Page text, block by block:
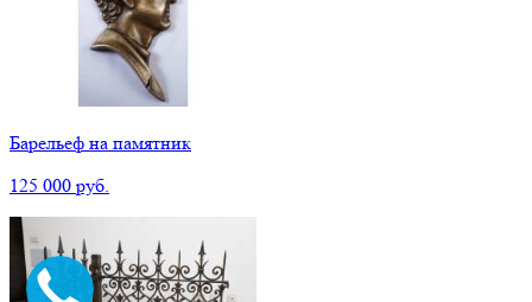
Барельеф на памятник
125 000 руб.